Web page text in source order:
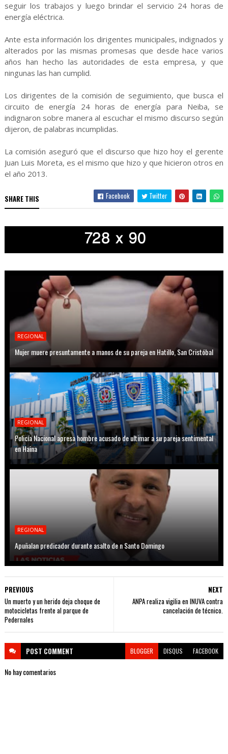
seguir los trabajos y luego brindar el servicio 24 horas de
energía eléctrica.
Ante esta información los dirigentes municipales, indignados y
alterados por las mismas promesas que desde hace varios
años han hecho las autoridades de esta empresa, y que
ningunas las han cumplid.
Los dirigentes de la comisión de seguimiento, que busca el
circuito de energía 24 horas de energía para Neiba, se
indignaron sobre manera al escuchar el mismo discurso según
dijeron, de palabras incumplidas.
La comisión aseguró que el discurso que hizo hoy el gerente
Juan Luis Moreta, es el mismo que hizo y que hicieron otros en
el año 2013.
SHARE THIS Facebook Twitter
REGIONAL
Mujer muere presuntamente a manos de su pareja en Hatillo, San Cristóbal
REGIONAL
Policía Nacional apresa hombre acusado de ultimar a su pareja sentimental
en Haina
REGIONAL
Apuñalan predicador durante asalto de n Santo Domingo
NEXT
ANPA realiza vigilia en INUVA contra
cancelación de técnico.
PREVIOUS
Un muerto y un herido deja choque de
motocicletas frente al parque de
Pedernales
POST COMMENT BLOGGER DISQUS FACEBOOK
No hay comentarios